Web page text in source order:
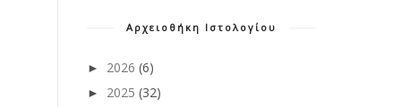
Αρχειοθήκη Ιστολογίου
► 2026 (6)
► 2025 (32)